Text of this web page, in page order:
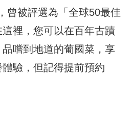
曾被評選為「全球50最佳
裡，您可以在百年古蹟
嚐到地道的葡國菜，享
驗，但記得提前預約